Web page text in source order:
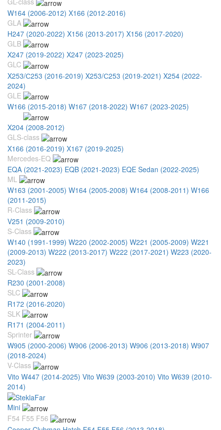
W164 (2006-2012) X166 (2012-2016)
GLA
H247 (2020-2022) X156 (2013-2017) X156 (2017-2020)
GLB
X247 (2019-2022) X247 (2023-2025)
GLC
X253/С253 (2016-2019) X253/С253 (2019-2021) X254 (2022-
2024)
GLE
W166 (2015-2018) W167 (2018-2022) W167 (2023-2025)
X204 (2008-2012)
GLS-class
X166 (2016-2019) X167 (2019-2025)
Mercedes-EQ
EQA (2021-2023) EQB (2021-2023) EQE Sedan (2022-2025)
ML
W163 (2001-2005) W164 (2005-2008) W164 (2008-2011) W166
(2011-2015)
R-Class
V251 (2009-2010)
S-Class
W140 (1991-1999) W220 (2002-2005) W221 (2005-2009) W221
(2009-2013) W222 (2013-2017) W222 (2017-2021) W223 (2020-
2023)
SL-Class
R230 (2001-2008)
SLC
R172 (2016-2020)
SLK
R171 (2004-2011)
Sprinter
W905 (2000-2006) W906 (2006-2013) W906 (2013-2018) W907
(2018-2024)
V-Class
Vito W447 (2014-2025) Vito W639 (2003-2010) Vito W639 (2010-
2014)
Mini
F54 F55 F56